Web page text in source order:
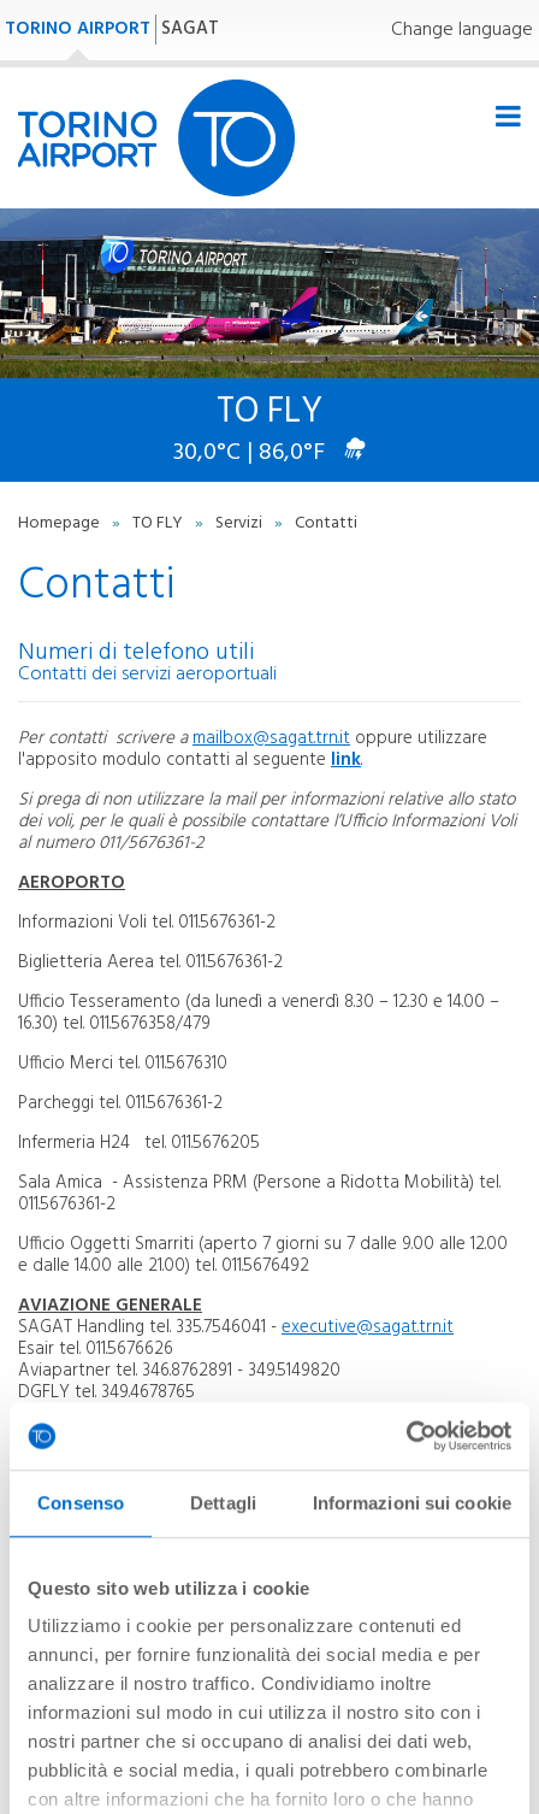
Consenso Dettagli Informazioni sui cookie
Questo sito web utilizza i cookie
Utilizziamo i cookie per personalizzare contenuti ed
annunci, per fornire funzionalità dei social media e per
analizzare il nostro traffico. Condividiamo inoltre
informazioni sul modo in cui utilizza il nostro sito con i
nostri partner che si occupano di analisi dei dati web,
pubblicità e social media, i quali potrebbero combinarle
con altre informazioni che ha fornito loro o che hanno
TORINO AIRPORT SAGAT Change language
TO FLY
30,0°C | 86,0°F
Homepage » TO FLY » Servizi » Contatti
Contatti
Numeri di telefono utili
Contatti dei servizi aeroportuali
Per contatti scrivere amailbox@sagat.trn.it oppure utilizzare
l'apposito modulo contatti al seguente link.
Si prega di non utilizzare la mail per informazioni relative allo stato
dei voli, per le quali è possibile contattare l’Ufficio Informazioni Voli
al numero 011/5676361-2
AEROPORTO
Informazioni Voli tel. 011.5676361-2
Biglietteria Aerea tel. 011.5676361-2
Ufficio Tesseramento (da lunedì a venerdì 8.30 – 12.30 e 14.00 –
16.30) tel. 011.5676358/479
Ufficio Merci tel. 011.5676310
Parcheggi tel. 011.5676361-2
Infermeria H24 tel. 011.5676205
Sala Amica - Assistenza PRM (Persone a Ridotta Mobilità) tel.
011.5676361-2
Ufficio Oggetti Smarriti (aperto 7 giorni su 7 dalle 9.00 alle 12.00
e dalle 14.00 alle 21.00) tel. 011.5676492
AVIAZIONE GENERALE
SAGAT Handling tel. 335.7546041 -executive@sagat.trn.it
Esair tel. 011.5676626
Aviapartner tel. 346.8762891 - 349.5149820
DGFLY tel. 349.4678765
Argos Vip Private Handling tel. 011.56769623 - 331/5043049
Turin Fly Institute tel. 011.5678600
BANCHE
Banca Sella tel. 011.0825330
Carabinieri tel. 011.9961210
Corpo Forestale dello Stato - Nucleo Cites tel. 011.5678247
Dogana Viaggiatori (Servizio h24) tel. 335.1828274
Dogana Servizio Merci tel. 011.3484763-651
ENAC - Ente Naz. Aviazione Civile tel. 011.5678407
ENAV - Ente Naz. Assistenza Volo tel. 011.5675405
Guardia di Finanza tel. 011.5676877
Polizia di Frontiera tel. 011.5679711
Polizia Penitenziaria tel. 334.6705675
Sanità Aerea tel. 011.4702433
Servizio Veterinario tel. 011.9963376